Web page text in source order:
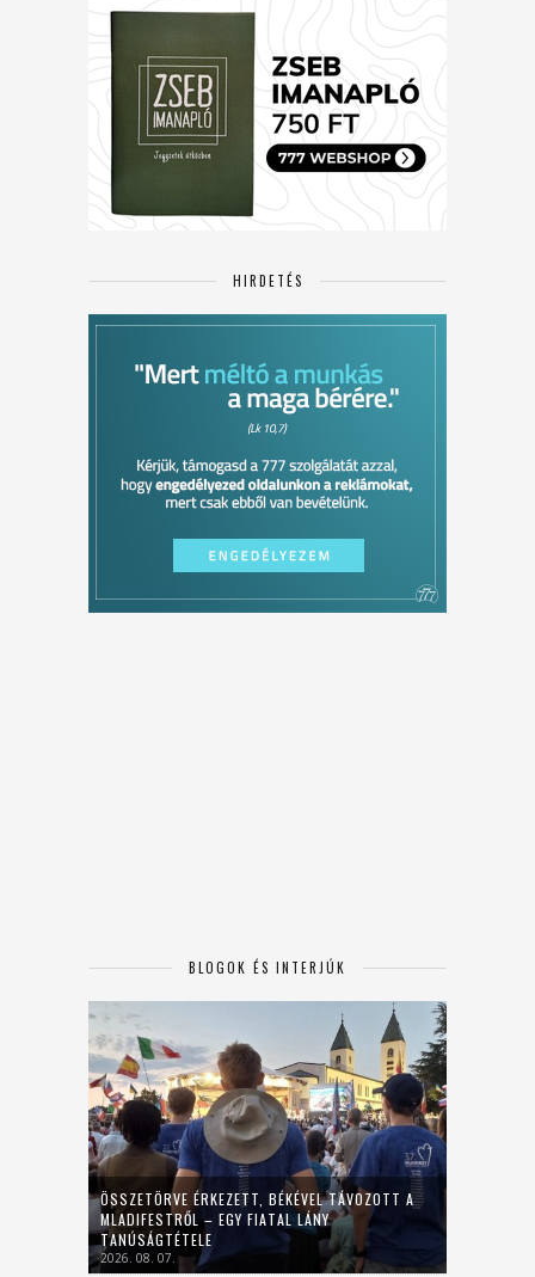
HIRDETÉS
BLOGOK ÉS INTERJÚK
ÖSSZETÖRVE ÉRKEZETT, BÉKÉVEL TÁVOZOTT A
MLADIFESTRŐL – EGY FIATAL LÁNY
TANÚSÁGTÉTELE
2026. 08. 07.